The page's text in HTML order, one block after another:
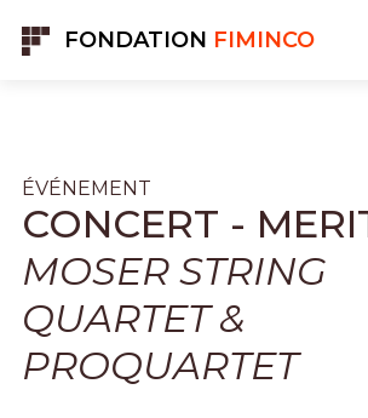
FONDATION FIMINCO
ÉVÉNEMENT
CONCERT -
MOSER STRING
QUARTET &
PROQUARTET